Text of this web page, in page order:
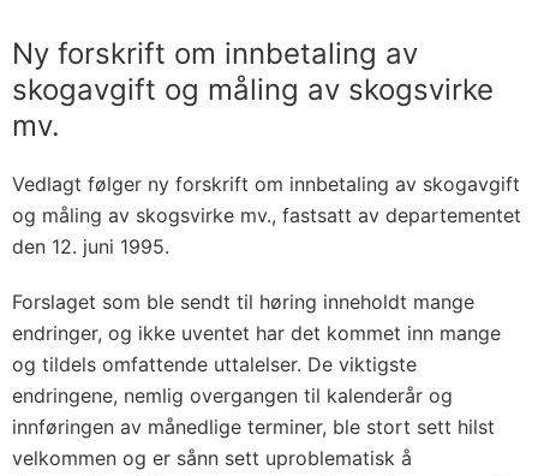
Ny forskrift om innbetaling av
skogavgift og måling av skogsvirke
mv.
Vedlagt følger ny forskrift om innbetaling av skogavgift
og måling av skogsvirke mv., fastsatt av departementet
den 12. juni 1995.
Forslaget som ble sendt til høring inneholdt mange
endringer, og ikke uventet har det kommet inn mange
og tildels omfattende uttalelser. De viktigste
endringene, nemlig overgangen til kalenderår og
innføringen av månedlige terminer, ble stort sett hilst
velkommen og er sånn sett uproblematisk å